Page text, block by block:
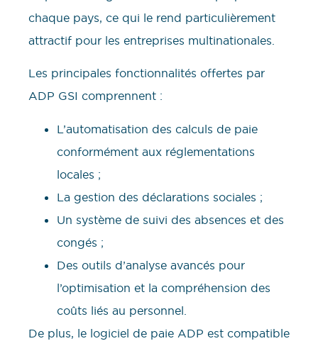
chaque pays, ce qui le rend particulièrement
attractif pour les entreprises multinationales.
Les principales fonctionnalités offertes par
ADP GSI comprennent :
L’automatisation des calculs de paie
conformément aux réglementations
locales ;
La gestion des déclarations sociales ;
Un système de suivi des absences et des
congés ;
Des outils d’analyse avancés pour
l’optimisation et la compréhension des
coûts liés au personnel.
De plus, le logiciel de paie ADP est compatible